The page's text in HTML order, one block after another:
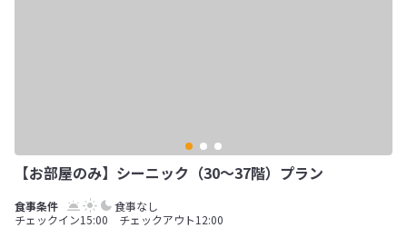
【お部屋のみ】シーニック（30～37階）プラン
食事なし
チェックイン15:00 チェックアウト12:00